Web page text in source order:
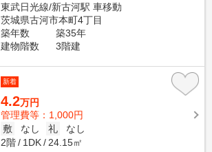
東武日光線/新古河駅 車移動
茨城県古河市本町4丁目
築年数
築35年
建物階数
3階建
新着
4.2万円
管理費等：1,000円
敷
なし 礼
なし
2階
1DK 24.15㎡